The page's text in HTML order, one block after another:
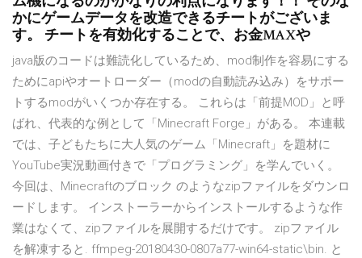
かにゲームデータを改造できるチートがございま
す。 チートを有効化することで、お金MAXや
java版のコードは難読化しているため、mod制作を容易にする
ためにapiやオートローダー（modの自動読み込み）をサポー
トするmodがいくつか存在する。 これらは「前提MOD」と呼
ばれ、代表的な例として「Minecraft Forge」がある。 本連載
では、子どもたちに大人気のゲーム「Minecraft」を題材に
YouTube実況動画付きで「プログラミング」を学んでいく。
今回は、Minecraftのブロック のようなzipファイルをダウンロ
ードします。 インストーラーからインストールするような作
業はなくて、zipファイルを展開するだけです。 zipファイル
を解凍すると. ffmpeg-20180430-0807a77-win64-static\bin. と